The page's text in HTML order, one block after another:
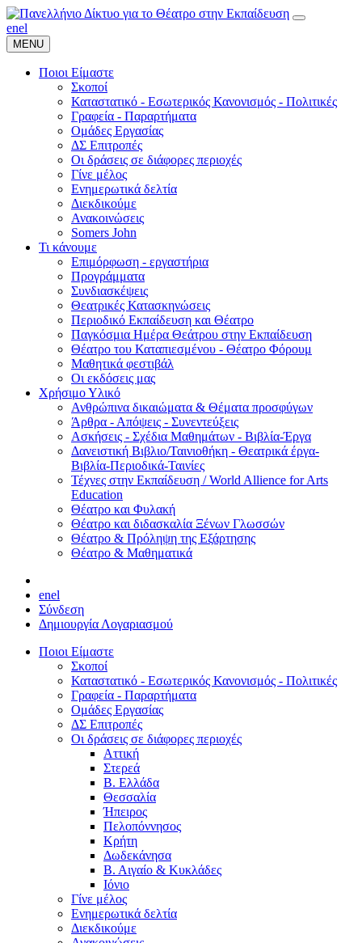
enel
MENU
Ποιοι Είμαστε
Σκοποί
Καταστατικό - Εσωτερικός Κανονισμός - Πολιτικές
Γραφεία - Παραρτήματα
Ομάδες Εργασίας
ΔΣ Επιτροπές
Οι δράσεις σε διάφορες περιοχές
Γίνε μέλος
Ενημερωτικά δελτία
Διεκδικούμε
Ανακοινώσεις
Somers John
Τι κάνουμε
Επιμόρφωση - εργαστήρια
Προγράμματα
Συνδιασκέψεις
Θεατρικές Κατασκηνώσεις
Περιοδικό Εκπαίδευση και Θέατρο
Παγκόσμια Ημέρα Θεάτρου στην Εκπαίδευση
Θέατρο του Καταπιεσμένου - Θέατρο Φόρουμ
Μαθητικά φεστιβάλ
Οι εκδόσεις μας
Χρήσιμο Υλικό
Ανθρώπινα δικαιώματα & Θέματα προσφύγων
Άρθρα - Απόψεις - Συνεντεύξεις
Ασκήσεις - Σχέδια Μαθημάτων - Βιβλία-Έργα
Δανειστική Βιβλιο/Ταινιοθήκη - Θεατρικά έργα-
Βιβλία-Περιοδικά-Ταινίες
Τέχνες στην Εκπαίδευση / World Allience for Arts
Education
Θέατρο και Φυλακή
Θέατρο και διδασκαλία Ξένων Γλωσσών
Θέατρο & Πρόληψη της Εξάρτησης
Θέατρο & Μαθηματικά
enel
Σύνδεση
Δημιουργία Λογαριασμού
Ποιοι Είμαστε
Σκοποί
Καταστατικό - Εσωτερικός Κανονισμός - Πολιτικές
Γραφεία - Παραρτήματα
Ομάδες Εργασίας
ΔΣ Επιτροπές
Οι δράσεις σε διάφορες περιοχές
Αττική
Στερεά
Β. Ελλάδα
Θεσσαλία
Ήπειρος
Πελοπόννησος
Κρήτη
Δωδεκάνησα
Β. Αιγαίο & Κυκλάδες
Ιόνιο
Γίνε μέλος
Ενημερωτικά δελτία
Διεκδικούμε